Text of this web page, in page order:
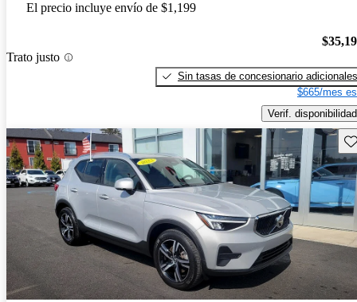
El precio incluye envío de $1,199
Trato justo
Sin tasas de concesionario adicionales
$665/mes
Verif. disponibilidad